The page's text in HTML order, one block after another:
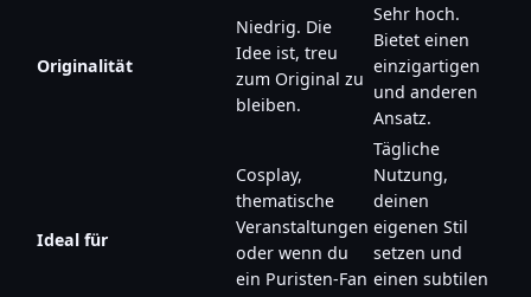
Originalität
Niedrig. Die
Idee ist, treu
zum Original zu
bleiben.
Sehr hoch.
Bietet einen
einzigartigen
und anderen
Ansatz.
Ideal für
Cosplay,
thematische
Veranstaltungen
oder wenn du
ein Puristen-Fan
Tägliche
Nutzung,
deinen
eigenen Stil
setzen und
einen subtilen